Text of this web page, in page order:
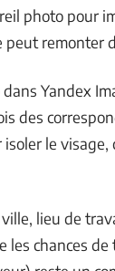
photo pour
peut
Yandex
des
le
lieu de
les chances